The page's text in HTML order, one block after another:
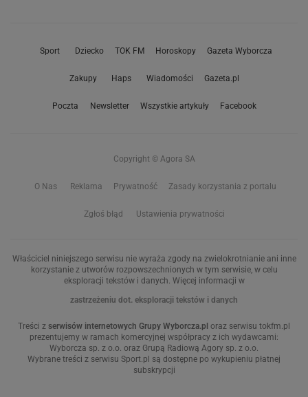
Sport Dziecko TOK FM Horoskopy Gazeta Wyborcza
Zakupy Haps Wiadomości Gazeta.pl
Poczta Newsletter Wszystkie artykuły Facebook
Copyright © Agora SA
O Nas Reklama Prywatność Zasady korzystania z portalu
Zgłoś błąd Ustawienia prywatności
Właściciel niniejszego serwisu nie wyraża zgody na zwielokrotnianie ani inne
korzystanie z utworów rozpowszechnionych w tym serwisie, w celu
eksploracji tekstów i danych. Więcej informacji w
zastrzeżeniu dot. eksploracji tekstów i danych
Treści z serwisów internetowych Grupy Wyborcza.pl oraz serwisu tokfm.pl
prezentujemy w ramach komercyjnej współpracy z ich wydawcami:
Wyborcza sp. z o.o. oraz Grupą Radiową Agory sp. z o.o.
Wybrane treści z serwisu Sport.pl są dostępne po wykupieniu płatnej
subskrypcji